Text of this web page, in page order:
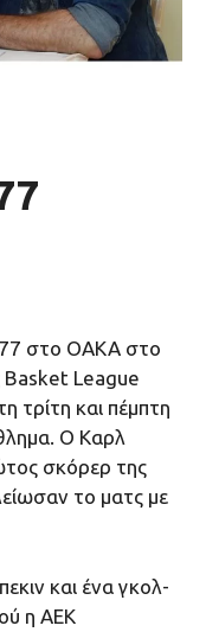
77 στο ΟΑΚΑ στο
Basket League
τρίτη και πέμπτη
Ο Καρλ
σκόρερ της
το ματς με
και ένα γκολ-
η ΑΕΚ